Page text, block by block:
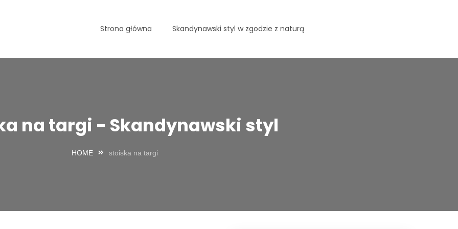
Strona główna Skandynawski styl w zgodzie z naturą
na targi - Skandynawski styl
HOME stoiska na targi